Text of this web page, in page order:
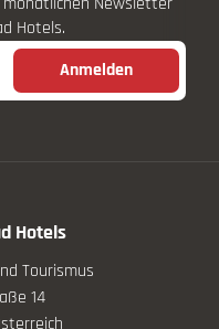
Hotels.
Anmelden
Hotels
Tourismus
14